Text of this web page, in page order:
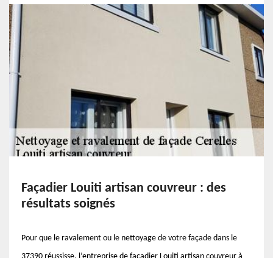
Façadier Louiti artisan couvreur : des
résultats soignés
Pour que le ravalement ou le nettoyage de votre façade dans le